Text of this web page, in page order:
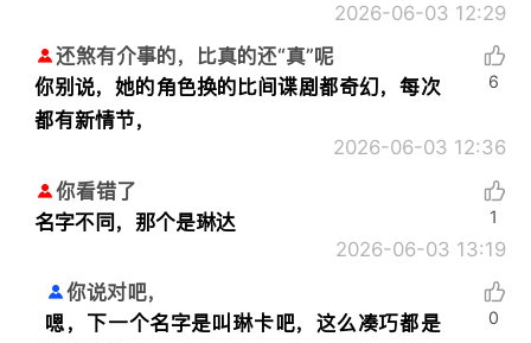
2026-06-03 12:29
还煞有介事的，比真的还“真”呢
你别说，她的角色换的比间谍剧都奇幻，每次
都有新情节，
2026-06-03 12:36
6
你看错了
名字不同，那个是琳达
2026-06-03 13:19
1
你说对吧，
嗯，下一个名字是叫琳卡吧，这么凑巧都是
0